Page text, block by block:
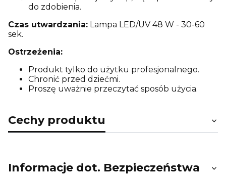
do zdobienia.
Czas utwardzania: Lampa LED/UV 48 W - 30-60
sek.
Ostrzeżenia:
Produkt tylko do użytku profesjonalnego.
Chronić przed dziećmi.
Proszę uważnie przeczytać sposób użycia.
Cechy produktu
Informacje dot. Bezpieczeństwa